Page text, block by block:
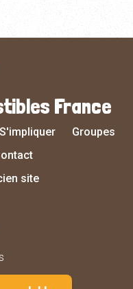
France
S'impliquer
Groupes
site